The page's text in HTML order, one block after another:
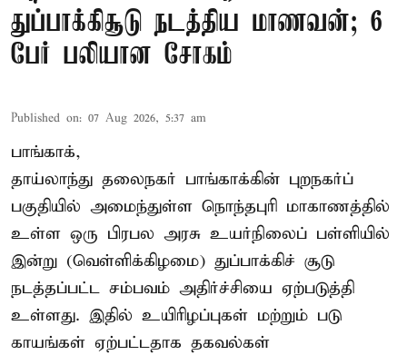
துப்பாக்கிசூடு நடத்திய மாணவன்; 6
பேர் பலியான சோகம்
Published on: 07 Aug 2026, 5:37 am
பாங்காக்,
தாய்லாந்து தலைநகர் பாங்காக்கின் புறநகர்ப்
பகுதியில் அமைந்துள்ள நொந்தபுரி மாகாணத்தில்
உள்ள ஒரு பிரபல அரசு உயர்நிலைப் பள்ளியில்
இன்று (வெள்ளிக்கிழமை) துப்பாக்கிச் சூடு
நடத்தப்பட்ட சம்பவம் அதிர்ச்சியை ஏற்படுத்தி
உள்ளது. இதில் உயிரிழப்புகள் மற்றும் படு
காயங்கள் ஏற்பட்டதாக தகவல்கள்